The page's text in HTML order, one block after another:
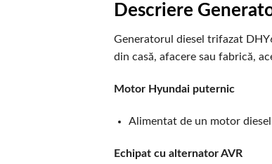
Descriere
Generatorul diesel trifazat
din casă, afacere sau fabrică,
Motor Hyundai puternic
Alimentat de un motor
Echipat cu alternator AVR